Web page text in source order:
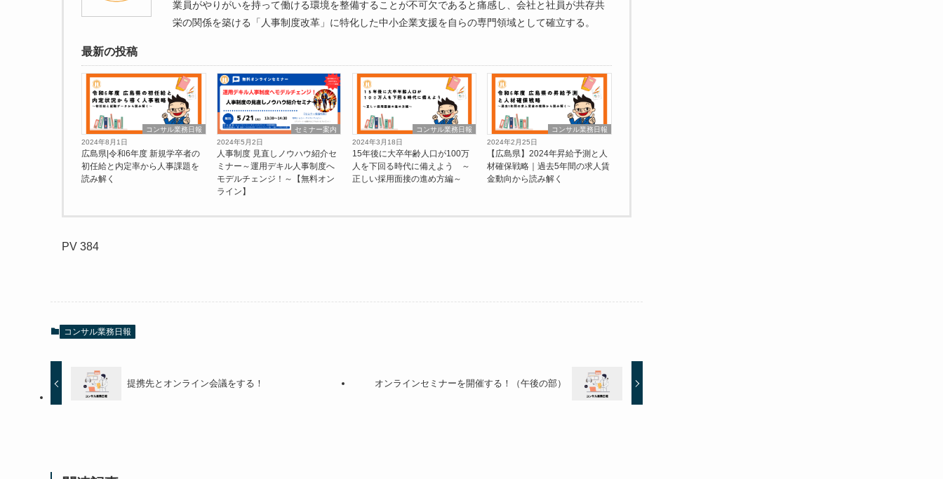
業員がやりがいを持って働ける環境を整備することが不可欠であると痛感し、会社と社員が共存共
栄の関係を築ける「人事制度改革」に特化した中小企業支援を自らの専門領域として確立する。
最新の投稿
コンサル業務日報
2024年8月1日
広島県|令和6年度 新規学卒者の
初任給と内定率から人事課題を
読み解く
セミナー案内
2024年5月2日
人事制度 見直しノウハウ紹介セ
ミナー～運用デキル人事制度へ
モデルチェンジ！～【無料オン
ライン】
コンサル業務日報
2024年3月18日
15年後に大卒年齢人口が100万
人を下回る時代に備えよう ～
正しい採用面接の進め方編～
コンサル業務日報
2024年2月25日
【広島県】2024年昇給予測と人
材確保戦略｜過去5年間の求人賃
金動向から読み解く
PV 384
コンサル業務日報
提携先とオンライン会議をする！ オンラインセミナーを開催する！（午後の部）